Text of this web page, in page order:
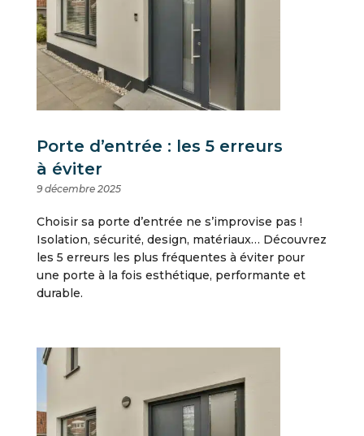
Porte d’entrée : les 5 erreurs
à éviter
9 décembre 2025
Choisir sa porte d’entrée ne s’improvise pas !
Isolation, sécurité, design, matériaux… Découvrez
les 5 erreurs les plus fréquentes à éviter pour
une porte à la fois esthétique, performante et
durable.